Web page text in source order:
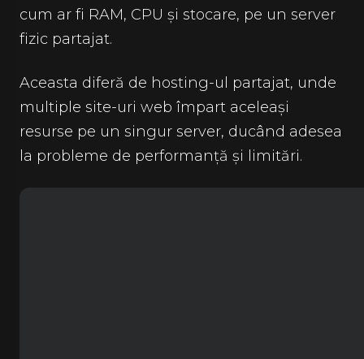
cum ar fi RAM, CPU și stocare, pe un server
fizic partajat.
Aceasta diferă de hosting-ul partajat, unde
multiple site-uri web împart aceleași
resurse pe un singur server, ducând adesea
la probleme de performanță și limitări.